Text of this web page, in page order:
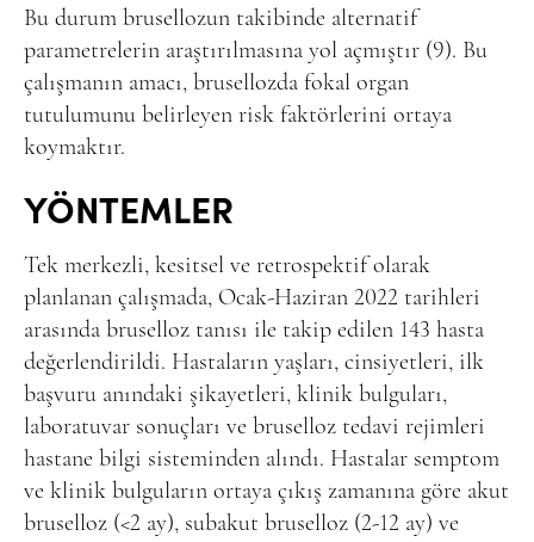
Bu durum brusellozun takibinde alternatif
parametrelerin araştırılmasına yol açmıştır (9). Bu
çalışmanın amacı, brusellozda fokal organ
tutulumunu belirleyen risk faktörlerini ortaya
koymaktır.
YÖNTEMLER
Tek merkezli, kesitsel ve retrospektif olarak
planlanan çalışmada, Ocak-Haziran 2022 tarihleri
arasında bruselloz tanısı ile takip edilen 143 hasta
değerlendirildi. Hastaların yaşları, cinsiyetleri, ilk
başvuru anındaki şikayetleri, klinik bulguları,
laboratuvar sonuçları ve bruselloz tedavi rejimleri
hastane bilgi sisteminden alındı. Hastalar semptom
ve klinik bulguların ortaya çıkış zamanına göre akut
bruselloz (<2 ay), subakut bruselloz (2-12 ay) ve